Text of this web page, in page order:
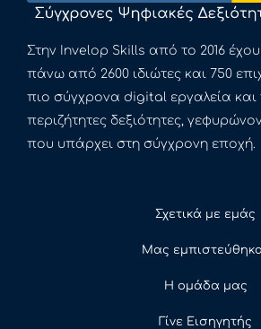
Στην Invelop Skills από το 2016
πάνω από 2600 ιδιώτες και 750
πιο σύγχρονα digital εργαλεία και
περιζήτητες δεξιότητες,
που υπάρχει στη σύγχρονη εποχή.
Σχετικά με εμάς
Μας
Η ομάδα μας
Γίνε Εισηγητής